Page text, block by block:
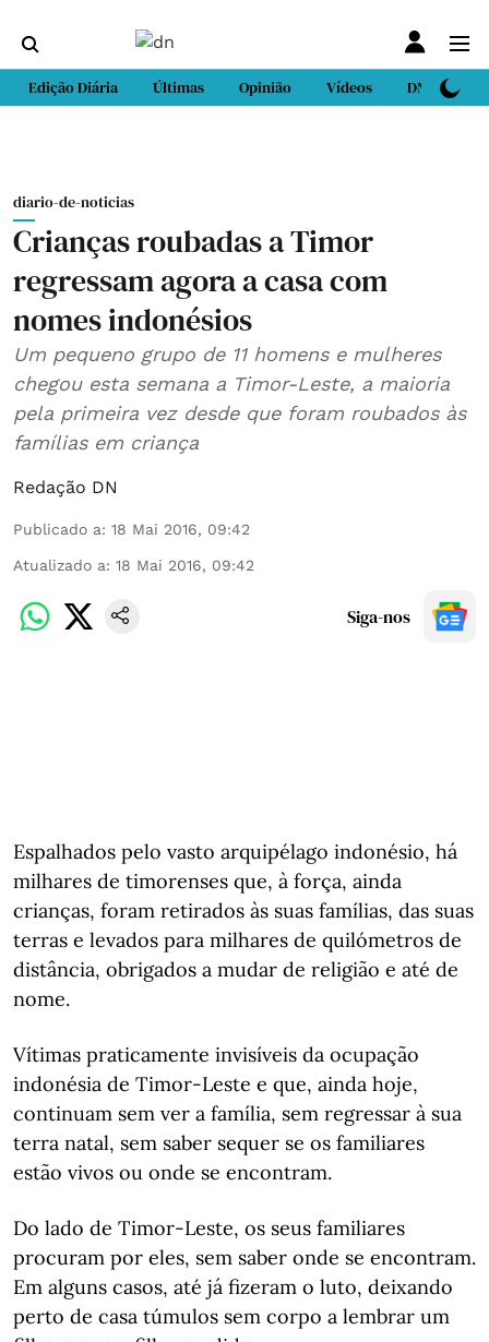
Edição Diária Últimas Opinião Vídeos DN Sport
diario-de-noticias
Crianças roubadas a Timor
regressam agora a casa com
nomes indonésios
Um pequeno grupo de 11 homens e mulheres
chegou esta semana a Timor-Leste, a maioria
pela primeira vez desde que foram roubados às
famílias em criança
Redação DN
Publicado a: 18 Mai 2016, 09:42
Atualizado a: 18 Mai 2016, 09:42
Siga-nos
Espalhados pelo vasto arquipélago indonésio, há
milhares de timorenses que, à força, ainda
crianças, foram retirados às suas famílias, das suas
terras e levados para milhares de quilómetros de
distância, obrigados a mudar de religião e até de
nome.
Vítimas praticamente invisíveis da ocupação
indonésia de Timor-Leste e que, ainda hoje,
continuam sem ver a família, sem regressar à sua
terra natal, sem saber sequer se os familiares
estão vivos ou onde se encontram.
Do lado de Timor-Leste, os seus familiares
procuram por eles, sem saber onde se encontram.
Em alguns casos, até já fizeram o luto, deixando
perto de casa túmulos sem corpo a lembrar um